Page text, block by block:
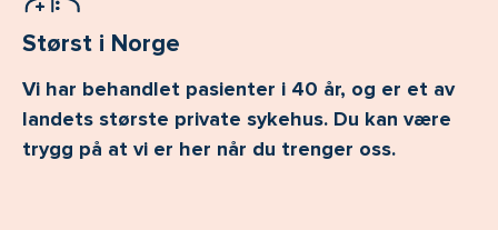
Størst i Norge
Vi har behandlet pasienter i 40 år, og er et av
landets største private sykehus. Du kan være
trygg på at vi er her når du trenger oss.